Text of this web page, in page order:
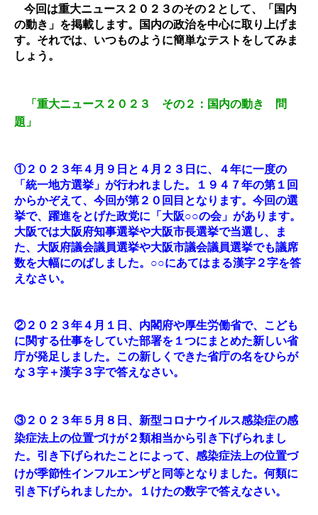
今回は重大ニュース２０２３のその２として、「国内
の動き」を掲載します。国内の政治を中心に取り上げま
す。それでは、いつものように簡単なテストをしてみま
しょう。
「重大ニュース２０２３ その２：国内の動き 問
題」
①２０２３年４月９日と４月２３日に、４年に一度の
「統一地方選挙」が行われました。１９４７年の第１回
からかぞえて、今回が第２０回目となります。今回の選
挙で、躍進をとげた政党に「大阪○○の会」があります。
大阪では大阪府知事選挙や大阪市長選挙で当選し、ま
た、大阪府議会議員選挙や大阪市議会議員選挙でも議席
数を大幅にのばしました。○○にあてはまる漢字２字を答
えなさい。
②２０２３年４月１日、内閣府や厚生労働省で、こども
に関する仕事をしていた部署を１つにまとめた新しい省
庁が発足しました。この新しくできた省庁の名をひらが
な３字＋漢字３字で答えなさい。
③２０２３年５月８日、新型コロナウイルス感染症の感
染症法上の位置づけが２類相当から引き下げられまし
た。引き下げられたことによって、感染症法上の位置づ
けが季節性インフルエンザと同等となりました。何類に
引き下げられましたか。１けたの数字で答えなさい。